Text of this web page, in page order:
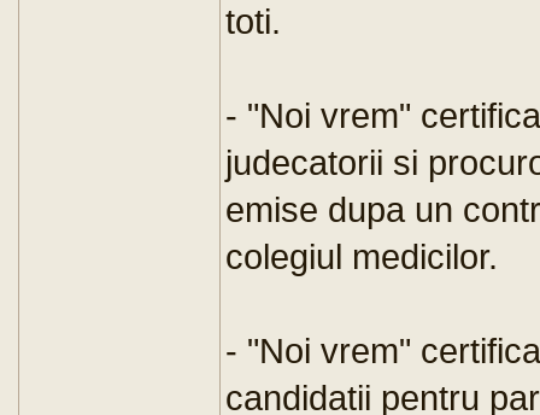
toti.
- "Noi vrem"
judecatorii si
emise dupa un
colegiul medicilor.
- "Noi vrem"
candidatii pentru